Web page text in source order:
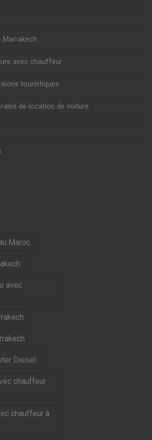
Marrakech
avec chauffeur
touristiques
de location de voiture
Maroc
avec
Diesel
chauffeur
chauffeur à